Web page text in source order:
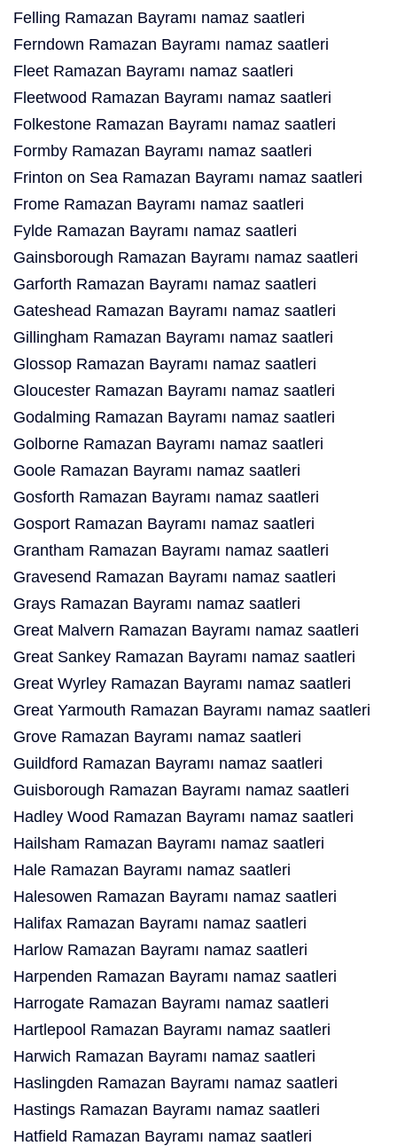
Felling Ramazan Bayramı namaz saatleri
Ferndown Ramazan Bayramı namaz saatleri
Fleet Ramazan Bayramı namaz saatleri
Fleetwood Ramazan Bayramı namaz saatleri
Folkestone Ramazan Bayramı namaz saatleri
Formby Ramazan Bayramı namaz saatleri
Frinton on Sea Ramazan Bayramı namaz saatleri
Frome Ramazan Bayramı namaz saatleri
Fylde Ramazan Bayramı namaz saatleri
Gainsborough Ramazan Bayramı namaz saatleri
Garforth Ramazan Bayramı namaz saatleri
Gateshead Ramazan Bayramı namaz saatleri
Gillingham Ramazan Bayramı namaz saatleri
Glossop Ramazan Bayramı namaz saatleri
Gloucester Ramazan Bayramı namaz saatleri
Godalming Ramazan Bayramı namaz saatleri
Golborne Ramazan Bayramı namaz saatleri
Goole Ramazan Bayramı namaz saatleri
Gosforth Ramazan Bayramı namaz saatleri
Gosport Ramazan Bayramı namaz saatleri
Grantham Ramazan Bayramı namaz saatleri
Gravesend Ramazan Bayramı namaz saatleri
Grays Ramazan Bayramı namaz saatleri
Great Malvern Ramazan Bayramı namaz saatleri
Great Sankey Ramazan Bayramı namaz saatleri
Great Wyrley Ramazan Bayramı namaz saatleri
Great Yarmouth Ramazan Bayramı namaz saatleri
Grove Ramazan Bayramı namaz saatleri
Guildford Ramazan Bayramı namaz saatleri
Guisborough Ramazan Bayramı namaz saatleri
Hadley Wood Ramazan Bayramı namaz saatleri
Hailsham Ramazan Bayramı namaz saatleri
Hale Ramazan Bayramı namaz saatleri
Halesowen Ramazan Bayramı namaz saatleri
Halifax Ramazan Bayramı namaz saatleri
Harlow Ramazan Bayramı namaz saatleri
Harpenden Ramazan Bayramı namaz saatleri
Harrogate Ramazan Bayramı namaz saatleri
Hartlepool Ramazan Bayramı namaz saatleri
Harwich Ramazan Bayramı namaz saatleri
Haslingden Ramazan Bayramı namaz saatleri
Hastings Ramazan Bayramı namaz saatleri
Hatfield Ramazan Bayramı namaz saatleri